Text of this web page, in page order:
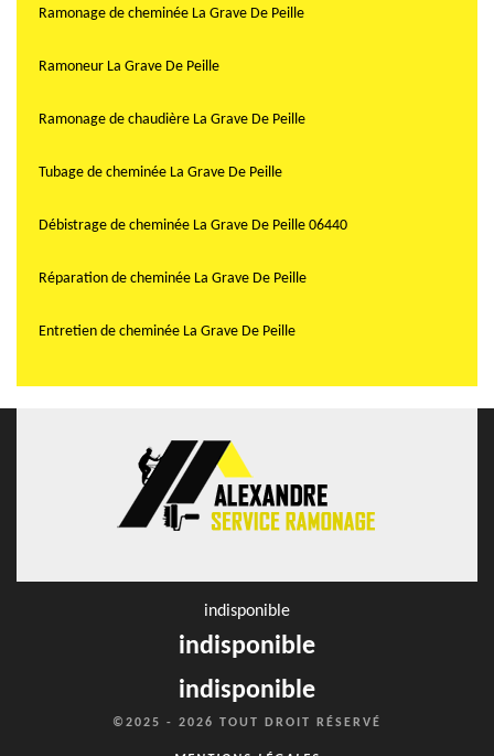
Ramonage de cheminée La Grave De Peille
Ramoneur La Grave De Peille
Ramonage de chaudière La Grave De Peille
Tubage de cheminée La Grave De Peille
Débistrage de cheminée La Grave De Peille 06440
Réparation de cheminée La Grave De Peille
Entretien de cheminée La Grave De Peille
indisponible
indisponible
indisponible
©2025 - 2026 TOUT DROIT RÉSERVÉ